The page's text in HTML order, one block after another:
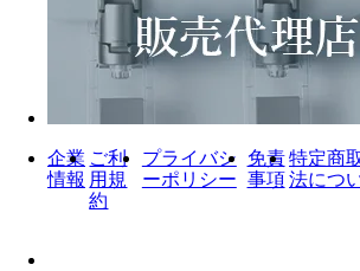
企業
情報
ご利
用規
約
プライバシ
ーポリシー
免責
事項
特定商
法につ